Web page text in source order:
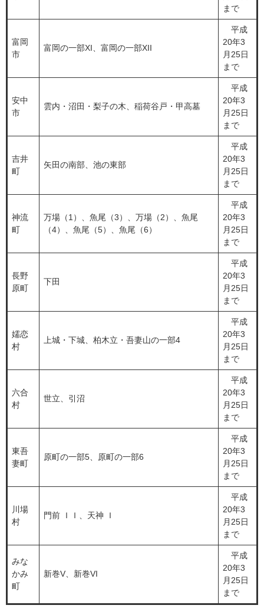
まで
富岡
市
富岡の一部XI、富岡の一部XII
平成
20年3
月25日
まで
安中
市
雲内・沼田・梨子の木、稲荷谷戸・甲高墓
平成
20年3
月25日
まで
吉井
町
矢田の南部、池の東部
平成
20年3
月25日
まで
神流
町
万場（1）、魚尾（3）、万場（2）、魚尾
（4）、魚尾（5）、魚尾（6）
平成
20年3
月25日
まで
長野
原町
下田
平成
20年3
月25日
まで
嬬恋
村
上城・下城、柏木立・吾妻山の一部4
平成
20年3
月25日
まで
六合
村
世立、引沼
平成
20年3
月25日
まで
東吾
妻町
原町の一部5、原町の一部6
平成
20年3
月25日
まで
川場
村
門前 ＩＩ、天神 Ｉ
平成
20年3
月25日
まで
みな
かみ
町
新巻V、新巻VI
平成
20年3
月25日
まで